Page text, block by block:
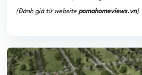
River Terrace